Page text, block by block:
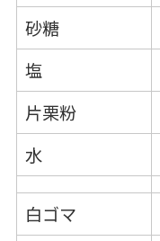
砂糖
塩
片栗粉
水
白ゴマ